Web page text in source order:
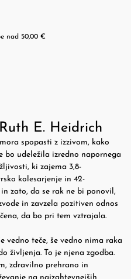
nad 50,00 €
E. Heidrich
spopasti z izzivom, kako
bo udeležila izredno napornega
ki zajema 3,8-
kolesarjenje in 42-
zato, da se rak ne bi ponovil,
in zavzela pozitiven odnos
da bo pri tem vztrajala.
vedno teče, še vedno nima raka
življenja. To je njena zgodba.
zdravilno prehrano in